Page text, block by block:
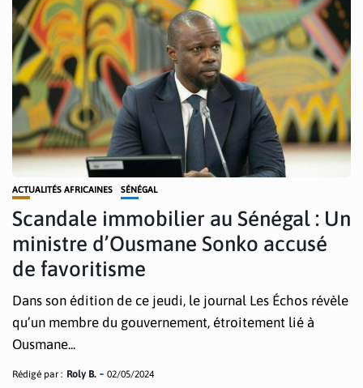
ACTUALITÉS AFRICAINES SÉNÉGAL
Scandale immobilier au Sénégal : Un
ministre d’Ousmane Sonko accusé
de favoritisme
Dans son édition de ce jeudi, le journal Les Échos révèle
qu’un membre du gouvernement, étroitement lié à
Ousmane...
Rédigé par : Roly B. 02/05/2024